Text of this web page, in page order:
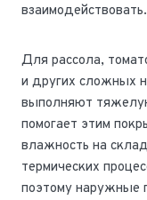
взаимодействовать.
Для рассола,
и других сложных
выполняют
помогает этим
влажность на
термических
поэтому наружные